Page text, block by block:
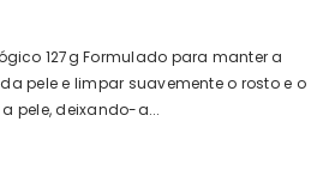
127g Formulado para manter a
pele e limpar suavemente o rosto e o
pele, deixando-a...